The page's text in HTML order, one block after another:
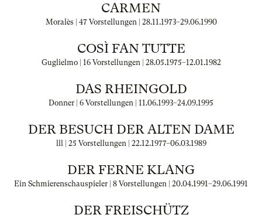
CARMEN
Moralès | 47 Vorstellungen | 28.11.1973–29.06.1990
COSÌ FAN TUTTE
Guglielmo | 16 Vorstellungen | 28.05.1975–12.01.1982
DAS RHEINGOLD
Donner | 6 Vorstellungen | 11.06.1993–24.09.1995
DER BESUCH DER ALTEN DAME
lll | 25 Vorstellungen | 22.12.1977–06.03.1989
DER FERNE KLANG
Ein Schmierenschauspieler | 8 Vorstellungen | 20.04.1991–29.06.1991
DER FREISCHÜTZ